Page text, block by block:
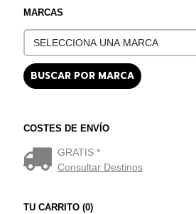
MARCAS
COSTES DE ENVÍO
GRATIS *
Consultar Destinos
TU CARRITO (0)